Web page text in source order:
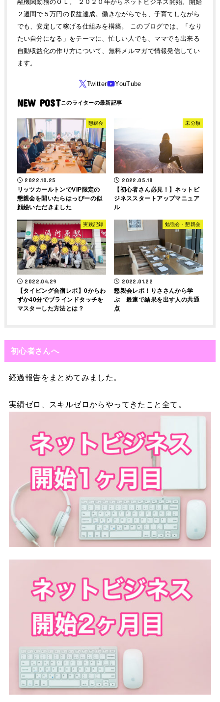
融機関勤務のＯＬ。 ２０２０年からネットビジネス開始。開始
２週間で５万円の収益達成。働きながらでも、子育てしながら
でも、安定して稼げる仕組みを構築。 このブログでは、「なり
たい自分になる」をテーマに、忙しい人でも、ママでも出来る
自動収益化の作り方について、無料メルマガで情報発信してい
ます。
NEW POST
懇親会
2022.10.25
リッツカールトンでVIP限定の
懇親会を開いたらはっぴーの似
顔絵いただきました
未分類
2022.05.18
【初心者さん必見！】ネットビ
ジネススタートアップマニュア
ル
実践記録
2022.04.29
【タイピング合宿レポ】0からわ
ずか40分でブラインドタッチを
マスターした方法とは？
勉強会・懇親会
2022.01.22
懇親会レポ！りささんから学
ぶ 最速で結果を出す人の共通
点
初心者さんへ
経過報告をまとめてみました。
実績ゼロ、スキルゼロからやってきたこと全て。